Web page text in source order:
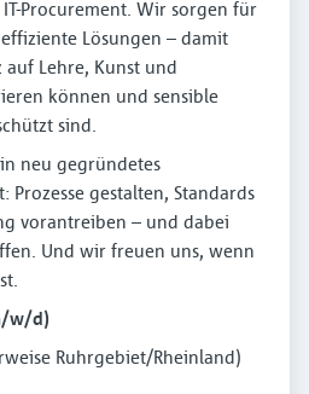
Procurement. Wir sorgen für
Lösungen – damit
auf Lehre, Kunst und
können und sensible
sind.
neu gegründetes
Prozesse gestalten, Standards
vorantreiben – und dabei
Und wir freuen uns, wenn
w/d)
Ruhrgebiet/Rheinland)